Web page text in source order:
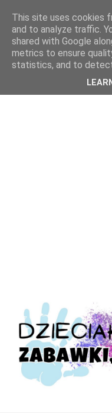
This site uses cookies
and to analyze traffic.
shared with Google
metrics to ensure
statistics, and to